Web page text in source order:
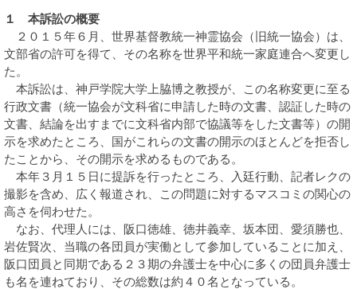
１ 本訴訟の概要
２０１５年６月、世界基督教統一神霊協会（旧統一協会）は、
文部省の許可を得て、その名称を世界平和統一家庭連合へ変更し
た。
本訴訟は、神戸学院大学上脇博之教授が、この名称変更に至る
行政文書（統一協会が文科省に申請した時の文書、認証した時の
文書、結論を出すまでに文科省内部で協議等をした文書等）の開
示を求めたところ、国がこれらの文書の開示のほとんどを拒否し
たことから、その開示を求めるものである。
本年３月１５日に提訴を行ったところ、入廷行動、記者レクの
撮影を含め、広く報道され、この問題に対するマスコミの関心の
高さを伺わせた。
なお、代理人には、阪口徳雄、徳井義幸、坂本団、愛須勝也、
岩佐賢次、当職の各団員が実働として参加していることに加え、
阪口団員と同期である２３期の弁護士を中心に多くの団員弁護士
も名を連ねており、その総数は約４０名となっている。